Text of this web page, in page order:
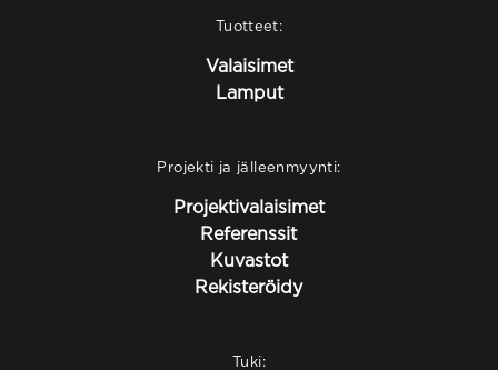
Tuotteet:
Valaisimet
Lamput
Projekti ja jälleenmyynti:
Projektivalaisimet
Referenssit
Kuvastot
Rekisteröidy
Tuki: